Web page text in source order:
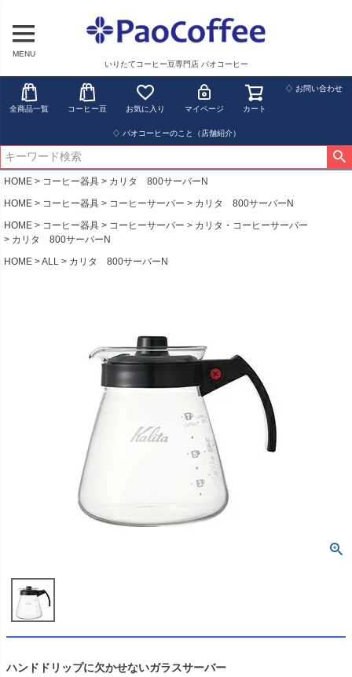
MENU
いりたてコーヒー豆専門店 パオコーヒー
全商品一覧 コーヒー豆 お気に入り マイページ カート
♢ お問い合わせ
♢ パオコーヒーのこと（店舗紹介）
HOME コーヒー器具
カリタ 800サーバーN
HOME
コーヒー器具 コーヒーサーバー
カリタ 800サーバーN
HOME
コーヒー器具 コーヒーサーバー
カリタ・コーヒーサーバー
カリタ 800サーバーN
HOME
ALL カリタ 800サーバーN
ハンドドリップに欠かせないガラスサーバー